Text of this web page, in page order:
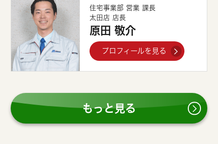
住宅事業部 営業 課長
太田店 店長
原田 敬介
プロフィールを見る
もっと見る